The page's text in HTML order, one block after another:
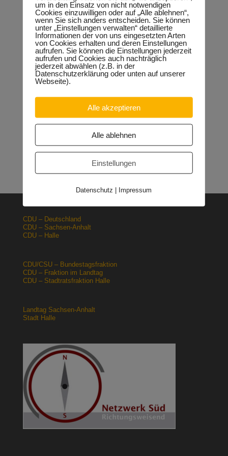
Dalbert, den Bau der beiden Polder im Gespräch auch mit
Anwohnern aus Planena als vordringlich eingestuft.
Neueste Beiträge
Sondervermögen für die Europachaussee richtige
Entscheidung! 30.04.2026
26.03.2026
Orgacid-Altlasten: Bund und Land mit in der Verantwortung
15.02.2026
Halle: Sondervermögen Infrastruktur für die Europachaussee
Lehrpläne: Grundsteine für spätere Ausbildung werden in der
23.01.2026
CDU – Deutschland
CDU – Sachsen-Anhalt
CDU – Halle
CDU/CSU – Bundestagsfraktion
CDU – Fraktion im Landtag
CDU – Stadtratsfraktion Halle
Landtag Sachsen-Anhalt
Stadt Halle
um in den Einsatz von nicht notwendigen
Cookies einzuwilligen oder auf „Alle ablehnen“,
wenn Sie sich anders entscheiden. Sie können
unter „Einstellungen verwalten“ detaillierte
Informationen der von uns eingesetzten Arten
von Cookies erhalten und deren Einstellungen
aufrufen. Sie können die Einstellungen jederzeit
aufrufen und Cookies auch nachträglich
jederzeit abwählen (z.B. in der
Datenschutzerklärung oder unten auf unserer
Webseite).
Alle akzeptieren
Alle ablehnen
Einstellungen
Datenschutz | Impressum